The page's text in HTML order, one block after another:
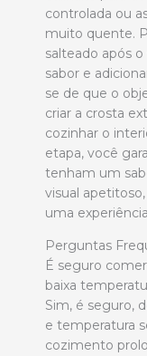
controlada ou
muito quente.
salteado após
sabor e
se de que o
criar a crosta
cozinhar o
etapa, você
tenham um
visual
uma
Perguntas
É seguro
baixa
Sim, é seguro,
e temperatura
cozimento